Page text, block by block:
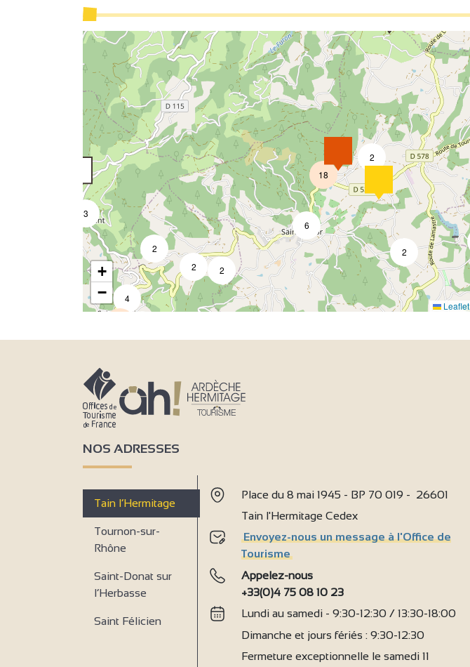
2
4
3
2
2
2
2
2
6
18
2
3
4
4
+
−
Leaflet
NOS ADRESSES
Tain l’Hermitage
Tournon-sur-
Rhône
Saint-Donat sur
l’Herbasse
Saint Félicien
Place du 8 mai 1945 - BP 70 019 - 26601
Tain l'Hermitage Cedex
Envoyez-nous un message à l'Office de
Tourisme
Appelez-nous
+33(0)4 75 08 10 23
Lundi au samedi - 9:30-12:30 / 13:30-18:00
Dimanche et jours fériés : 9:30-12:30
Fermeture exceptionnelle le samedi 11